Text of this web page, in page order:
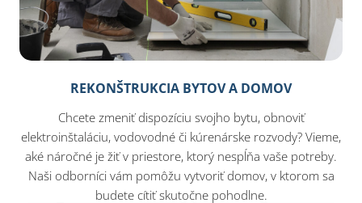
REKONŠTRUKCIA BYTOV A DOMOV
Chcete zmeniť dispozíciu svojho bytu, obnoviť
elektroinštaláciu, vodovodné či kúrenárske rozvody? Vieme,
aké náročné je žiť v priestore, ktorý nespĺňa vaše potreby.
Naši odborníci vám pomôžu vytvoriť domov, v ktorom sa
budete cítiť skutočne pohodlne.